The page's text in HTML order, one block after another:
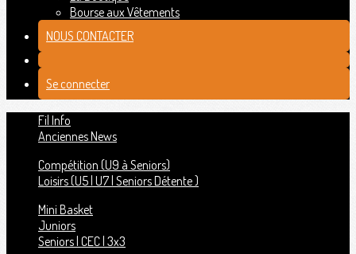
Bourse aux Vêtements
NOUS CONTACTER
Se connecter
Fil Info
Anciennes News
Compétition (U9 à Seniors)
Loisirs (U5 | U7 | Seniors Détente )
Mini Basket
Juniors
Seniors | CEC | 3x3